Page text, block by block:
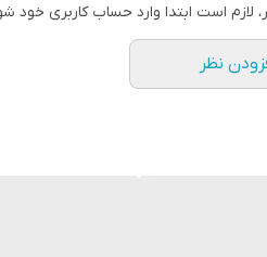
لازم است ابتدا وارد حساب کاربری خود
نظر